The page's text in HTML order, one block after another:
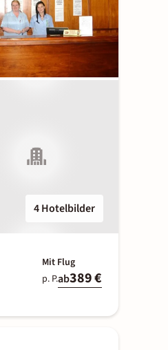
4 Hotelbilder
Mit Flug
p. P.ab389 €